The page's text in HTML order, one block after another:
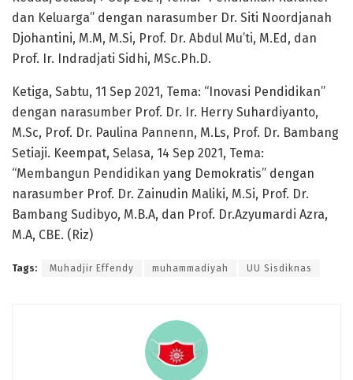
dan Keluarga” dengan narasumber Dr. Siti Noordjanah
Djohantini, M.M, M.Si, Prof. Dr. Abdul Mu’ti, M.Ed, dan
Prof. Ir. Indradjati Sidhi, MSc.Ph.D.
Ketiga, Sabtu, 11 Sep 2021, Tema: “Inovasi Pendidikan”
dengan narasumber Prof. Dr. Ir. Herry Suhardiyanto,
M.Sc, Prof. Dr. Paulina Pannenn, M.Ls, Prof. Dr. Bambang
Setiaji. Keempat, Selasa, 14 Sep 2021, Tema:
“Membangun Pendidikan yang Demokratis” dengan
narasumber Prof. Dr. Zainudin Maliki, M.Si, Prof. Dr.
Bambang Sudibyo, M.B.A, dan Prof. Dr.Azyumardi Azra,
M.A, CBE. (Riz)
Tags: Muhadjir Effendy muhammadiyah UU Sisdiknas